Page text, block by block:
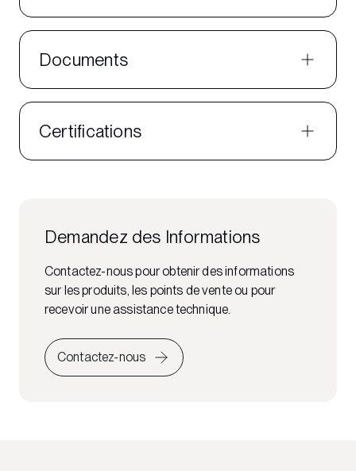
Documents
Certifications
Demandez des Informations
Contactez-nous pour obtenir des informations
sur les produits, les points de vente ou pour
recevoir une assistance technique.
Contactez-nous